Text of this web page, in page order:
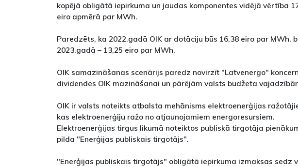
kopējā obligātā iepirkuma un jaudas komponentes vidējā vērtība
eiro apmērā par MWh.
Paredzēts, ka 2022.gadā OIK ar dotāciju būs 16,38 eiro par MWh,
2023.gadā – 13,25 eiro par MWh.
OIK samazināšanas scenārijs paredz novirzīt "Latvenergo"
dividendes OIK mazināšanai un pārējām valsts budžeta
OIK ir valsts noteikts atbalsta mehānisms elektroenerģijas
kas elektroenerģiju ražo no atjaunojamiem energoresursiem.
Elektroenerģijas tirgus likumā noteiktos publiskā tirgotāja
pilda "Enerģijas publiskais tirgotājs".
"Enerģijas publiskais tirgotājs" obligātā iepirkuma izmaksas sedz